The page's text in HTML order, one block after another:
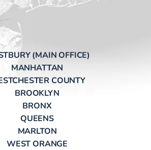
(MAIN OFFICE)
MANHATTAN
COUNTY
BROOKLYN
BRONX
QUEENS
MARLTON
WEST ORANGE